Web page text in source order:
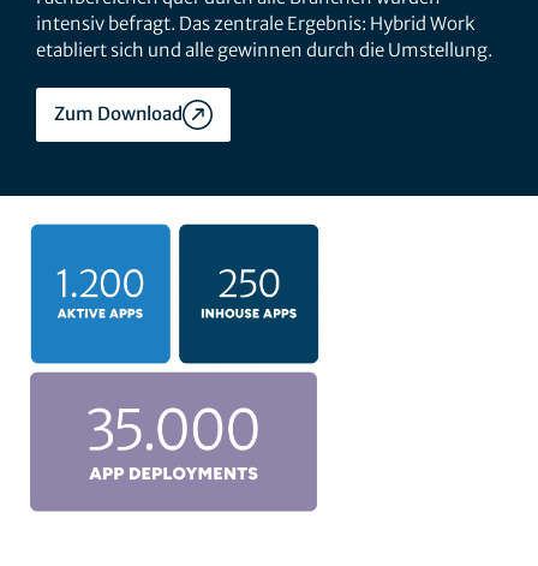
intensiv befragt. Das zentrale Ergebnis: Hybrid Work
etabliert sich und alle gewinnen durch die Umstellung.
Zum Download